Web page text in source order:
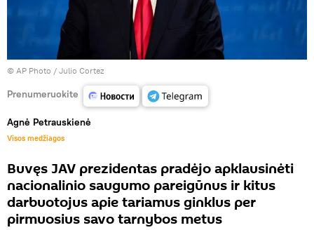
© AP Photo / Julio Cortez
Prenumeruokite
Agnė Petrauskienė
Visos medžiagos
Buvęs JAV prezidentas pradėjo apklausinėti
nacionalinio saugumo pareigūnus ir kitus
darbuotojus apie tariamus ginklus per
pirmuosius savo tarnybos metus